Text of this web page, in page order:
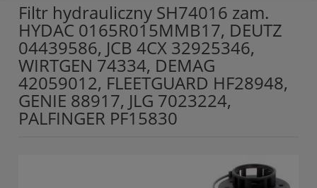
Filtr hydrauliczny SH74016 zam.
HYDAC 0165R015MMB17, DEUTZ
04439586, JCB 4CX 32925346,
WIRTGEN 74334, DEMAG
42059012, FLEETGUARD HF28948,
GENIE 88917, JLG 7023224,
PALFINGER PF15830